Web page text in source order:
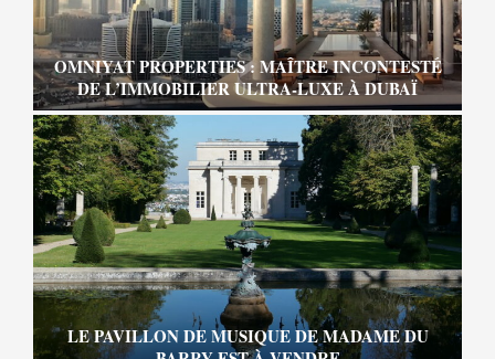
OMNIYAT PROPERTIES : MAÎTRE INCONTESTÉ
DE L’IMMOBILIER ULTRA-LUXE À DUBAÏ
LE PAVILLON DE MUSIQUE DE MADAME DU